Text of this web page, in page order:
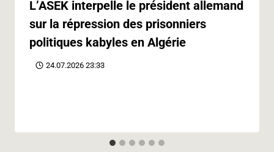
L’ASEK interpelle le président allemand
sur la répression des prisonniers
politiques kabyles en Algérie
24.07.2026 23:33